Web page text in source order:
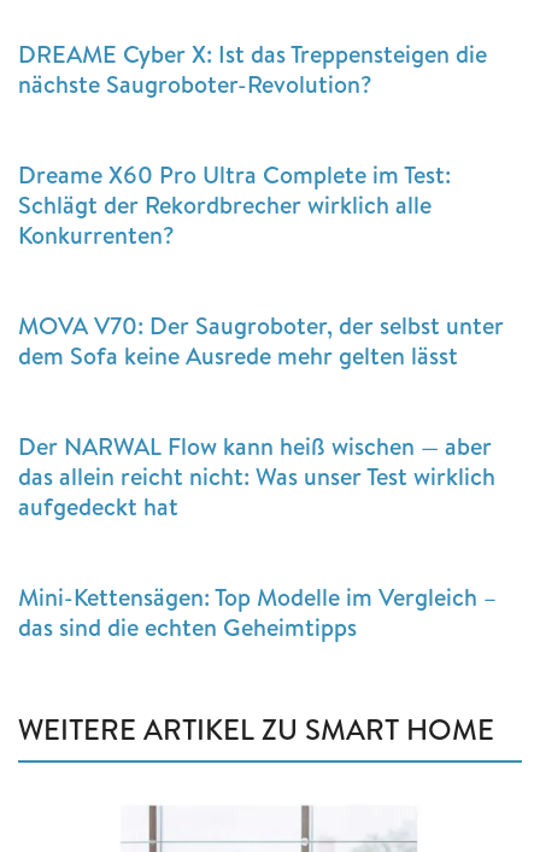
DREAME Cyber X: Ist das Treppensteigen die
nächste Saugroboter-Revolution?
Dreame X60 Pro Ultra Complete im Test:
Schlägt der Rekordbrecher wirklich alle
Konkurrenten?
MOVA V70: Der Saugroboter, der selbst unter
dem Sofa keine Ausrede mehr gelten lässt
Der NARWAL Flow kann heiß wischen — aber
das allein reicht nicht: Was unser Test wirklich
aufgedeckt hat
Mini-Kettensägen: Top Modelle im Vergleich –
das sind die echten Geheimtipps
WEITERE ARTIKEL ZU SMART HOME